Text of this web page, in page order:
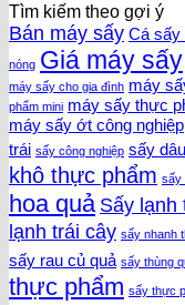
Tìm kiếm theo gợi ý
Bán máy sấy Cá sấy
nóng Giá máy sấy
máy sấy cho gia đình máy
phẩm mini máy sấy thực
máy sấy ớt công nghiệp
trái sấy công nghiệp sấy
khô thực phẩm sấy
hoa quả Sấy lạnh
lạnh trái cây sấy nhanh
sấy rau củ quả sấy thùng
thực phẩm sấy thực